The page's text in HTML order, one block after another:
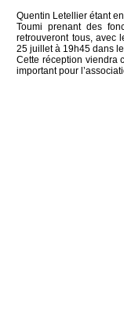
Quentin Letellier étant
Toumi prenant des
retrouveront tous, avec
25 juillet à 19h45 dans
Cette réception viendra
important pour